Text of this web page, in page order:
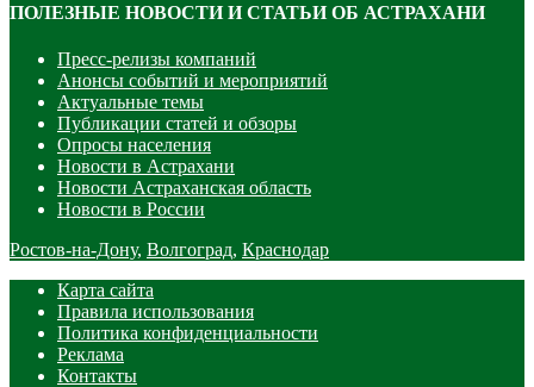
ПОЛЕЗНЫЕ НОВОСТИ И СТАТЬИ ОБ АСТРАХАНИ
Пресс-релизы компаний
Анонсы событий и мероприятий
Актуальные темы
Публикации статей и обзоры
Опросы населения
Новости в Астрахани
Новости Астраханская область
Новости в России
Ростов-на-Дону, Волгоград, Краснодар
Карта сайта
Правила использования
Политика конфиденциальности
Реклама
Контакты